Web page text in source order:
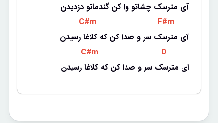
آی مترسک چشاتو وا کن گندماتو دزدیدن
C#m F#m
آی مترسک سر و صدا کن که کلاغا رسیدن
C#m D
ای مترسک سر و صدا کن که کلاغا رسیدن